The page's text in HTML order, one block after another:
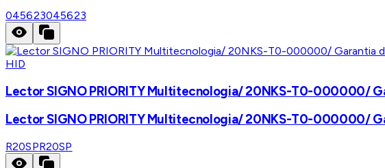
045623045623
HID
Lector SIGNO PRIORITY Multitecnologia/ 20NKS-T0-000000/
Lector SIGNO PRIORITY Multitecnologia/ 20NKS-T0-000000/
R20SPR20SP